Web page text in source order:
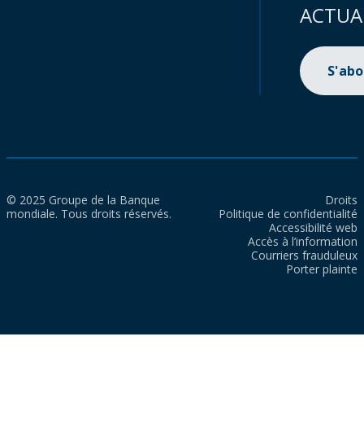
© 2025 Groupe de la Banque
mondiale. Tous droits réservés.
Droits
Politique de confidentialité
Accessibilité web
Accès à l’information
Courriers frauduleux
Porter plainte